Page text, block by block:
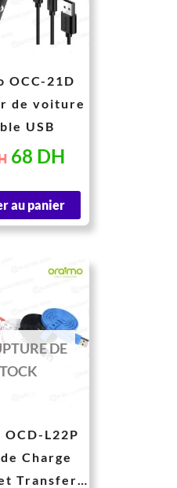
OCC-21D
de voiture
USB
100 DH.
68 DH
68 DH.
au panier
DE
OCD-L22P
Charge
Transfert
plusieurs
variations.
Les
peuvent
être
choisies